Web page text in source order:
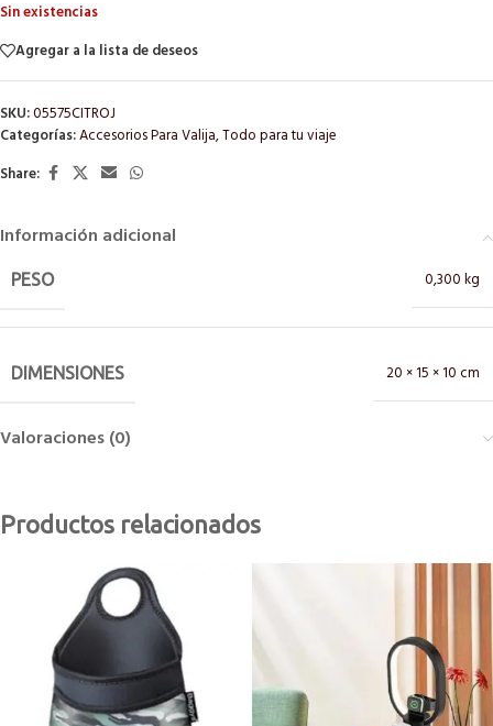
Sin existencias
Agregar a la lista de deseos
SKU:05575CITROJ
Categorías:Accesorios Para Valija,Todo para tu viaje
Share:
Información adicional
PESO 0,300 kg
DIMENSIONES 20 × 15 × 10 cm
Valoraciones (0)
Productos relacionados